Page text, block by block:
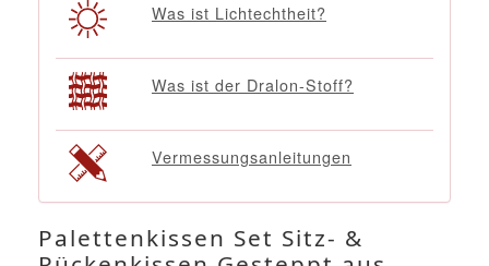
Was ist Lichtechtheit?
Was ist der Dralon-Stoff?
Vermessungsanleitungen
Palettenkissen Set Sitz- &